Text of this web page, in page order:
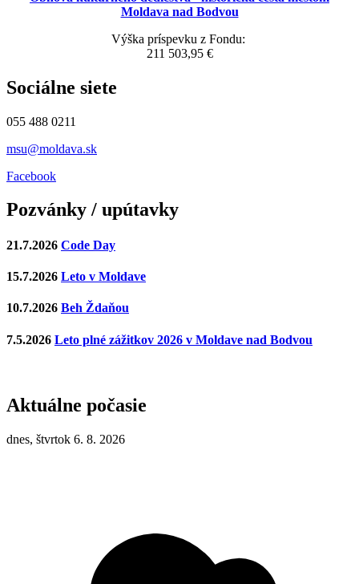
Moldava nad Bodvou
Výška príspevku z Fondu:
211 503,95 €
Sociálne siete
055 488 0211
msu@moldava.sk
Facebook
Pozvánky / upútavky
21.7.2026 Code Day
15.7.2026 Leto v Moldave
10.7.2026 Beh Ždaňou
7.5.2026 Leto plné zážitkov 2026 v Moldave nad Bodvou
Aktuálne počasie
dnes, štvrtok 6. 8. 2026